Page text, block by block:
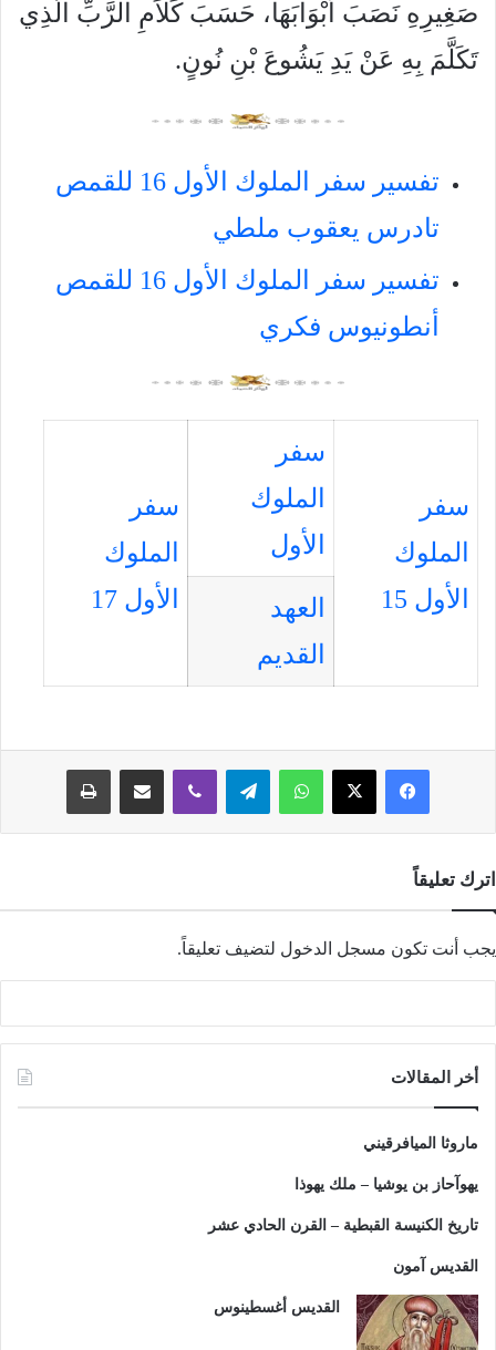
صَغِيرِهِ نَصَبَ أَبْوَابَهَا، حَسَبَ كَلاَمِ الرَّبِّ الَّذِي
تَكَلَّمَ بِهِ عَنْ يَدِ يَشُوعَ بْنِ نُونٍ.
تفسير سفر الملوك الأول 16 للقمص
تادرس يعقوب ملطي
تفسير سفر الملوك الأول 16 للقمص
أنطونيوس فكري
سفر
الملوك
الأول 15
سفر
الملوك
الأول
سفر
الملوك
الأول 17
العهد
القديم
فيسبوك ‫X واتساب تيلقرام ڤايبر
اترك تعليقاً
يجب أنت تكون مسجل الدخول لتضيف تعليقاً.
أخر المقالات
ماروثا الميافرقيني
يهوآحاز بن يوشيا – ملك يهوذا
تاريخ الكنيسة القبطية – القرن الحادي عشر
القديس آمون
القديس أغسطينوس